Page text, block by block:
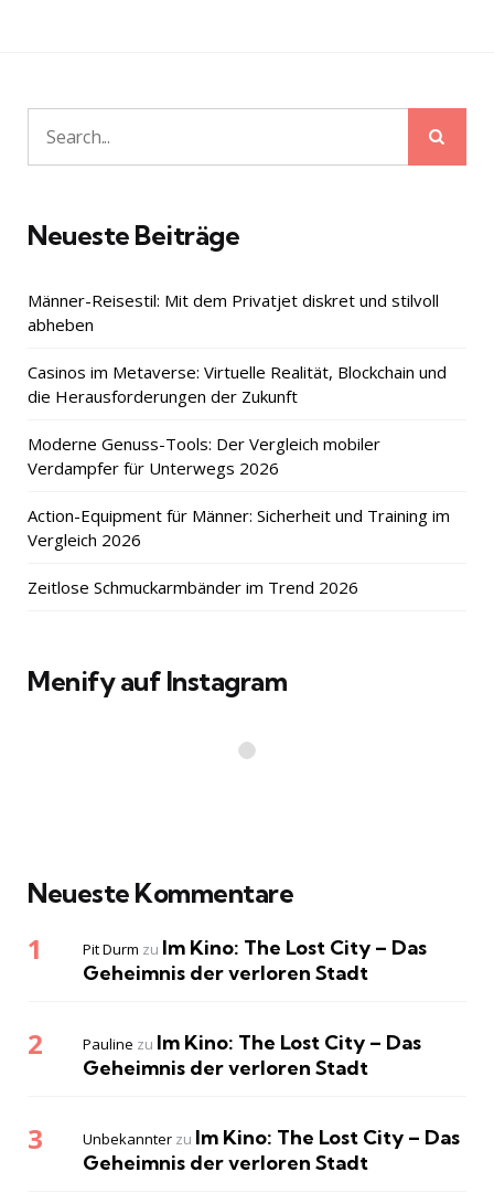
Search
for:
Neueste Beiträge
Männer-Reisestil: Mit dem Privatjet diskret und stilvoll
abheben
Casinos im Metaverse: Virtuelle Realität, Blockchain und
die Herausforderungen der Zukunft
Moderne Genuss-Tools: Der Vergleich mobiler
Verdampfer für Unterwegs 2026
Action-Equipment für Männer: Sicherheit und Training im
Vergleich 2026
Zeitlose Schmuckarmbänder im Trend 2026
Menify auf Instagram
Neueste Kommentare
Pit Durm zu Im Kino: The Lost City – Das
Geheimnis der verloren Stadt
Pauline zu Im Kino: The Lost City – Das
Geheimnis der verloren Stadt
Unbekannter zu Im Kino: The Lost City – Das
Geheimnis der verloren Stadt